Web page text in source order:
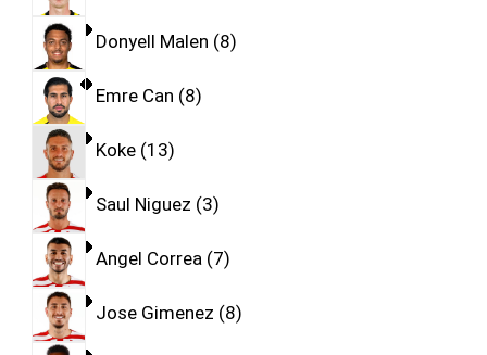
Donyell Malen 8
Emre Can 8
Koke 13
Saul Niguez 3
Angel Correa 7
Jose Gimenez 8